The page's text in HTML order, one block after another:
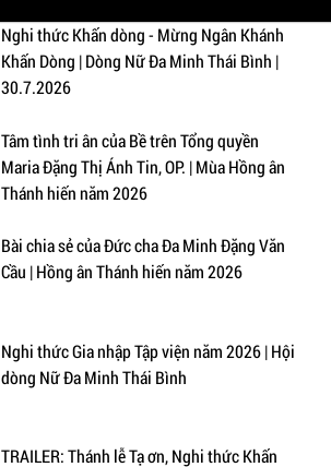
Nghi thức Khấn dòng - Mừng Ngân Khánh
Khấn Dòng | Dòng Nữ Đa Minh Thái Bình |
30.7.2026
Tâm tình tri ân của Bề trên Tổng quyền
Maria Đặng Thị Ánh Tin, OP. | Mùa Hồng ân
Thánh hiến năm 2026
Bài chia sẻ của Đức cha Đa Minh Đặng Văn
Cầu | Hồng ân Thánh hiến năm 2026
Nghi thức Gia nhập Tập viện năm 2026 | Hội
dòng Nữ Đa Minh Thái Bình
TRAILER: Thánh lễ Tạ ơn, Nghi thức Khấn